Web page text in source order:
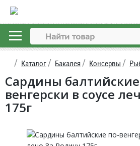
Каталог Бакалея Консервы
Сардины
венгерски в соусе
175г